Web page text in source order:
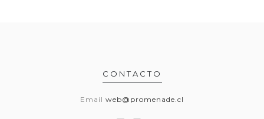
CONTACTO
Email web@promenade.cl